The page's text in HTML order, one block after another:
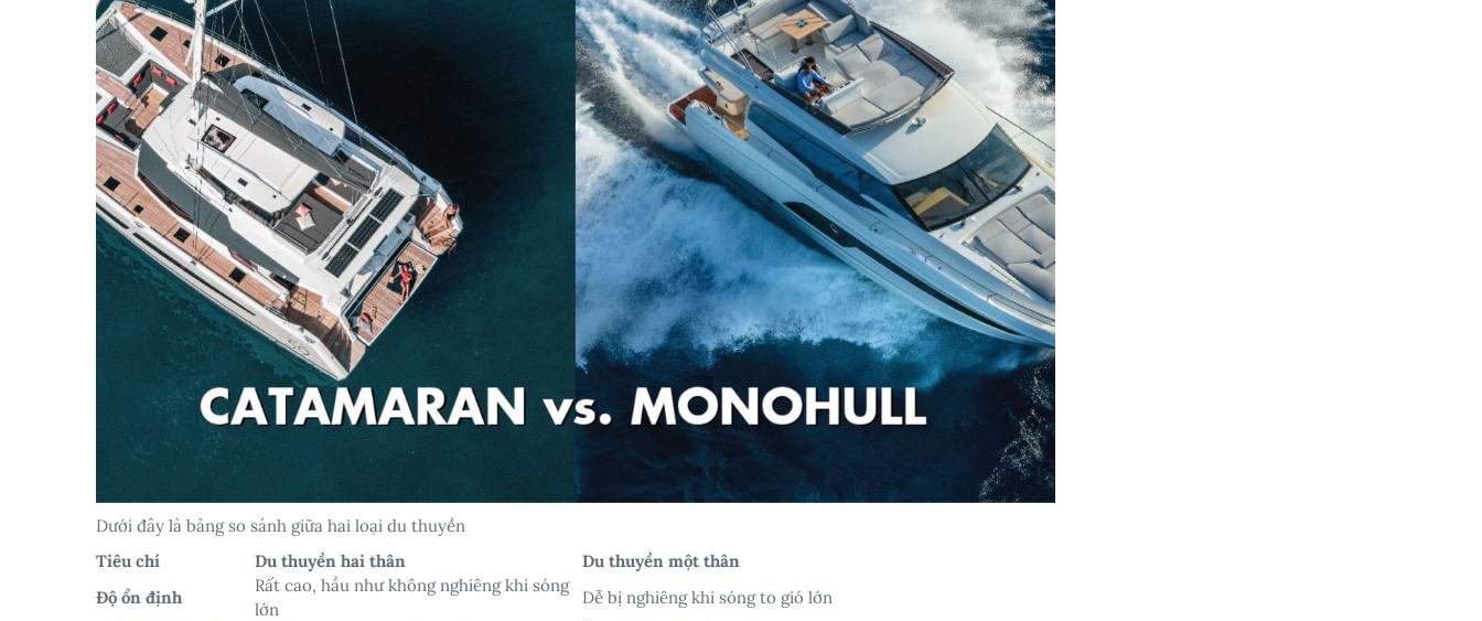
Dưới đây là bảng so sánh giữa hai loại du thuyền
Tiêu chí
Du thuyền hai thân
Du thuyền một thân
Độ ổn định
Rất cao, hầu như không nghiêng khi sóng
lớn
Dễ bị nghiêng khi sóng to gió lớn